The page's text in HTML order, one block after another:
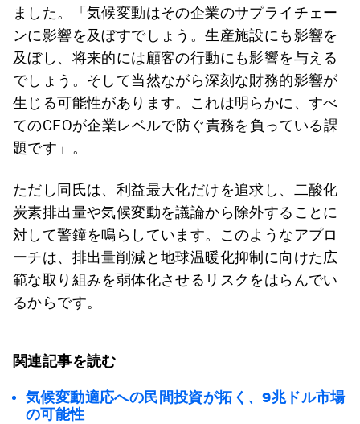
ました。「気候変動はその企業のサプライチェー
ンに影響を及ぼすでしょう。生産施設にも影響を
及ぼし、将来的には顧客の行動にも影響を与える
でしょう。そして当然ながら深刻な財務的影響が
生じる可能性があります。これは明らかに、すべ
てのCEOが企業レベルで防ぐ責務を負っている課
題です」。
ただし同氏は、利益最大化だけを追求し、二酸化
炭素排出量や気候変動を議論から除外することに
対して警鐘を鳴らしています。このようなアプロ
ーチは、排出量削減と地球温暖化抑制に向けた広
範な取り組みを弱体化させるリスクをはらんでい
るからです。
関連記事を読む
気候変動適応への民間投資が拓く、9兆ドル市場
の可能性